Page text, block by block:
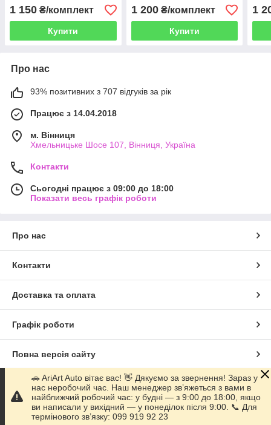
1 150 ₴/комплект
Купити
1 200₴/комплект
Купити
1
Про нас
93% позитивних з 707 відгуків за рік
Працює з 14.04.2018
м. Вінниця
Хмельницьке Шосе 107, Вінниця, Україна
Контакти
Сьогодні працює з 09:00 до 18:00
Показати весь графік роботи
Про нас
Контакти
Доставка та оплата
Графік роботи
Повна версія сайту
Сайт створено на маркетплейсіProm.ua
Політика конфіденційності
🚗 AriArt Auto вітає вас! 👋 Дякуємо за звернення! Зараз у
нас неробочий час. Наш менеджер зв’яжеться з вами в
найближчий робочий час: у будні — з 9:00 до 18:00, якщо
ви написали у вихідний — у понеділок після 9:00. 📞 Для
термінового зв’язку: 099 919 92 23